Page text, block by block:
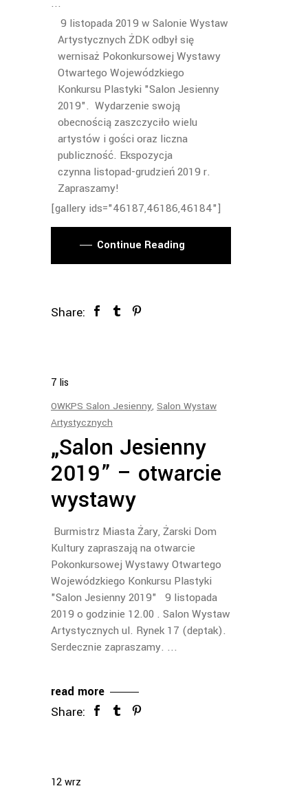
9 listopada 2019 w Salonie Wystaw
Artystycznych ŻDKodbył się
wernisaż Pokonkursowej Wystawy
Otwartego Wojewódzkiego
Konkursu Plastyki "Salon Jesienny
2019". Wydarzenie swoją
obecnością zaszczyciło wielu
artystów i gości oraz liczna
publiczność. Ekspozycja
czynna listopad-grudzień 2019 r.
Zapraszamy!
[gallery ids="46187,46186,46184"]
Continue Reading
Share:
7 lis
OWKPS Salon Jesienny, Salon Wystaw
Artystycznych
„Salon Jesienny
2019” – otwarcie
wystawy
Burmistrz Miasta Żary, Żarski Dom
Kultury zapraszają na otwarcie
Pokonkursowej Wystawy Otwartego
Wojewódzkiego Konkursu Plastyki
"Salon Jesienny 2019" 9 listopada
2019 o godzinie 12.00 . Salon Wystaw
Artystycznych ul. Rynek 17 (deptak).
Serdecznie zapraszamy.
read more
Share:
12wrz